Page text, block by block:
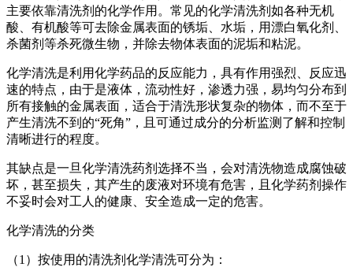
主要依靠清洗剂的化学作用。常见的化学清洗剂如各种无机
酸、有机酸等可去除金属表面的锈垢、水垢，用漂白氧化剂、
杀菌剂等杀死微生物，并除去物体表面的泥垢和粘泥。
化学清洗是利用化学药品的反应能力，具有作用强烈、反应迅
速的特点，由于是液体，流动性好，渗透力强，易均匀分布到
所有接触的金属表面，适合于清洗形状复杂的物体，而不至于
产生清洗不到的“死角”，且可通过成分的分析监测了解和控制
清晰进行的程度。
其缺点是一旦化学清洗药剂选择不当，会对清洗物造成腐蚀破
坏，甚至损失，其产生的废液对环境有危害，且化学药剂操作
不妥时会对工人的健康、安全造成一定的危害。
化学清洗的分类
（1）按使用的清洗剂化学清洗可分为：